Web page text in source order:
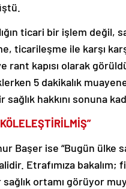
ticari bir işlem değil,
ticarileşme ile karşı
rant kapısı olarak
5 dakikalık
hakkını sonuna
Başer ise “Bugün ülke
Etrafımıza
ortamı görüyor